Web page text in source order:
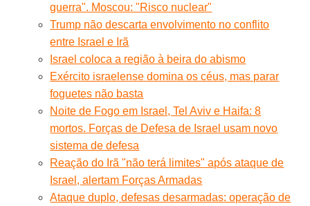
guerra". Moscou: "Risco nuclear"
Trump não descarta envolvimento no conflito
entre Israel e Irã
Israel coloca a região à beira do abismo
Exército israelense domina os céus, mas parar
foguetes não basta
Noite de Fogo em Israel, Tel Aviv e Haifa: 8
mortos. Forças de Defesa de Israel usam novo
sistema de defesa
Reação do Irã "não terá limites" após ataque de
Israel, alertam Forças Armadas
Ataque duplo, defesas desarmadas: operação de